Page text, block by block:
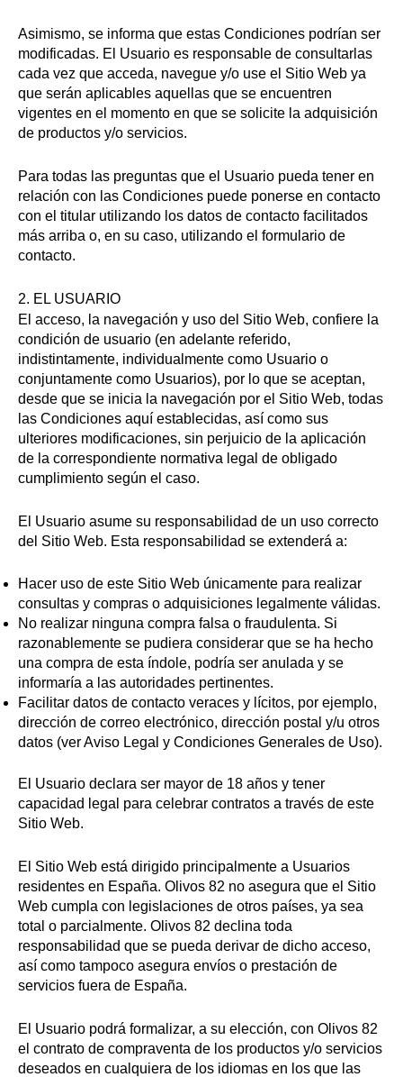
Asimismo, se informa que estas Condiciones podrían ser
modificadas. El Usuario es responsable de consultarlas
cada vez que acceda, navegue y/o use el Sitio Web ya
que serán aplicables aquellas que se encuentren
vigentes en el momento en que se solicite la adquisición
de productos y/o servicios.
Para todas las preguntas que el Usuario pueda tener en
relación con las Condiciones puede ponerse en contacto
con el titular utilizando los datos de contacto facilitados
más arriba o, en su caso, utilizando el formulario de
contacto.
2. EL USUARIO
El acceso, la navegación y uso del Sitio Web, confiere la
condición de usuario (en adelante referido,
indistintamente, individualmente como Usuario o
conjuntamente como Usuarios), por lo que se aceptan,
desde que se inicia la navegación por el Sitio Web, todas
las Condiciones aquí establecidas, así como sus
ulteriores modificaciones, sin perjuicio de la aplicación
de la correspondiente normativa legal de obligado
cumplimiento según el caso.
El Usuario asume su responsabilidad de un uso correcto
del Sitio Web. Esta responsabilidad se extenderá a:
Hacer uso de este Sitio Web únicamente para realizar
consultas y compras o adquisiciones legalmente válidas.
No realizar ninguna compra falsa o fraudulenta. Si
razonablemente se pudiera considerar que se ha hecho
una compra de esta índole, podría ser anulada y se
informaría a las autoridades pertinentes.
Facilitar datos de contacto veraces y lícitos, por ejemplo,
dirección de correo electrónico, dirección postal y/u otros
datos (ver Aviso Legal y Condiciones Generales de Uso).
El Usuario declara ser mayor de 18 años y tener
capacidad legal para celebrar contratos a través de este
Sitio Web.
El Sitio Web está dirigido principalmente a Usuarios
residentes en España. Olivos 82 no asegura que el Sitio
Web cumpla con legislaciones de otros países, ya sea
total o parcialmente. Olivos 82 declina toda
responsabilidad que se pueda derivar de dicho acceso,
así como tampoco asegura envíos o prestación de
servicios fuera de España.
El Usuario podrá formalizar, a su elección, con Olivos 82
el contrato de compraventa de los productos y/o servicios
deseados en cualquiera de los idiomas en los que las